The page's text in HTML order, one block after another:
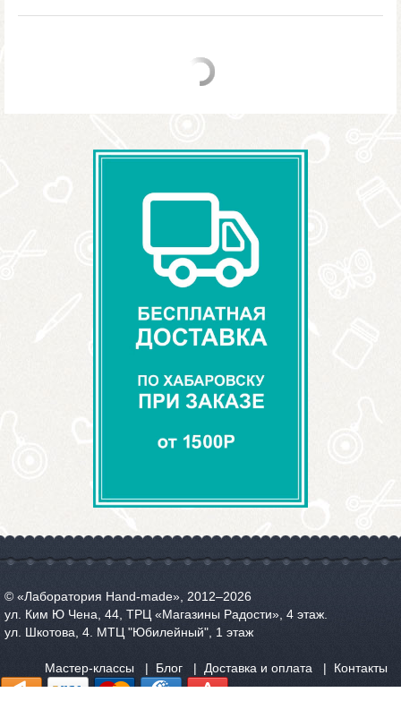
© «Лаборатория Hand-made», 2012‒2026
ул. Ким Ю Чена, 44, ТРЦ «Магазины Радости», 4 этаж.
ул. Шкотова, 4. МТЦ "Юбилейный", 1 этаж
Мастер-классы Блог Доставка и оплата Контакты